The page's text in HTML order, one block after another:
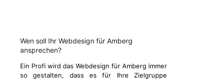
Wen soll Ihr Webdesign für Amberg
ansprechen?
Ein Profi wird das Webdesign für Amberg immer
so gestalten, dass es für Ihre Zielgruppe